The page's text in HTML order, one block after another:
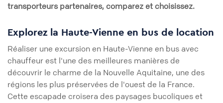
transporteurs partenaires, comparez et choisissez.
Explorez la Haute-Vienne en bus de location
Réaliser une excursion en Haute-Vienne en bus avec
chauffeur est l'une des meilleures manières de
découvrir le charme de la Nouvelle Aquitaine, une des
régions les plus préservées de l'ouest de la France.
Cette escapade croisera des paysages bucoliques et